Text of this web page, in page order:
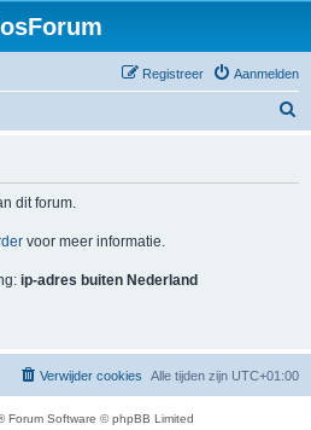
Aanmelden
Registreer
dit forum.
voor meer informatie.
ip-adres buiten Nederland
Alle tijden zijn UTC+01:00
Verwijder cookies
Forum Software © phpBB Limited